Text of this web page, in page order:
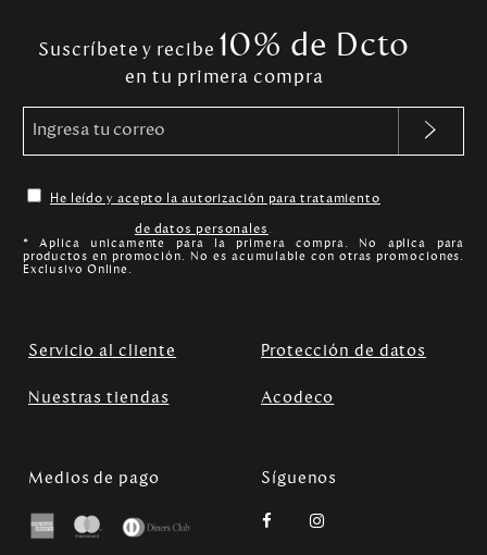
Suscríbete y recibe 10% de Dcto
en tu primera compra
He leído y acepto la autorización para tratamiento
de datos personales.
* Aplica unicamente para la primera compra. No aplica para
productos en promoción. No es acumulable con otras promociones.
Exclusivo Online.
Servicio al cliente Protección de datos
Nuestras tiendas Acodeco
Medios de pago Síguenos